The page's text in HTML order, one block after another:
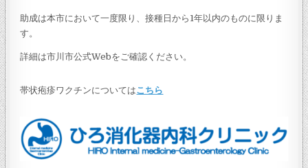
助成は本市において一度限り、接種日から1年以内のものに限りま
す。
詳細は市川市公式Webをご確認ください。
帯状疱疹ワクチンについてはこちら